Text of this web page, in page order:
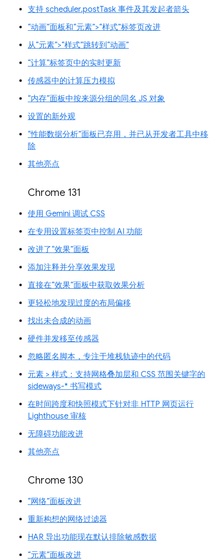
支持 scheduler.postTask 事件及其发起者箭头
“动画”面板和“元素”>“样式”标签页改进
从“元素”>“样式”跳转到“动画”
“计算”标签页中的实时更新
传感器中的计算压力模拟
“内存”面板中按来源分组的同名 JS 对象
设置的新外观
“性能数据分析”面板已弃用，并已从开发者工具中移
除
其他亮点
Chrome 131
使用 Gemini 调试 CSS
在专用设置标签页中控制 AI 功能
改进了“效果”面板
添加注释并分享效果发现
直接在“效果”面板中获取效果分析
更轻松地发现过度的布局偏移
找出未合成的动画
硬件并发移至传感器
忽略匿名脚本，专注于堆栈轨迹中的代码
元素 > 样式：支持网格叠加层和 CSS 范围关键字的
sideways-* 书写模式
在时间跨度和快照模式下针对非 HTTP 网页运行
Lighthouse 审核
无障碍功能改进
其他亮点
Chrome 130
“网络”面板改进
重新构想的网络过滤器
HAR 导出功能现在默认排除敏感数据
“元素”面板改进